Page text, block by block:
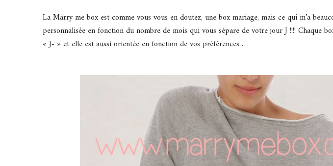
La Marry me box est comme vous vous en doutez, une box mariage, mais ce qui m’a
personnalisée en fonction du nombre de mois qui vous sépare de votre jour J !!!! Chaque
« J- » et elle est aussi orientée en fonction de vos préférences…